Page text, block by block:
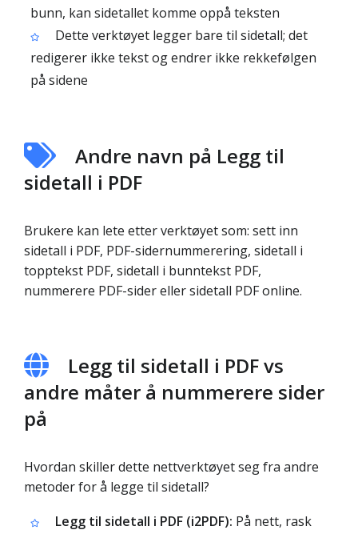
bunn, kan sidetallet komme oppå teksten
Dette verktøyet legger bare til sidetall; det
redigerer ikke tekst og endrer ikke rekkefølgen
på sidene
Andre navn på Legg til
sidetall i PDF
Brukere kan lete etter verktøyet som: sett inn
sidetall i PDF, PDF-sidernummerering, sidetall i
topptekst PDF, sidetall i bunntekst PDF,
nummerere PDF-sider eller sidetall PDF online.
Legg til sidetall i PDF vs
andre måter å nummerere sider
på
Hvordan skiller dette nettverktøyet seg fra andre
metoder for å legge til sidetall?
Legg til sidetall i PDF (i2PDF): På nett, rask